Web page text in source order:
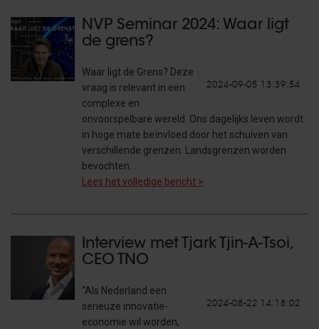
NVP Seminar 2024: Waar ligt
de grens?
2024-09-05 13:39:54
Waar ligt de Grens? Deze
vraag is relevant in een
complexe en
onvoorspelbare wereld. Ons dagelijks leven wordt
in hoge mate beïnvloed door het schuiven van
verschillende grenzen. Landsgrenzen worden
bevochten…
Lees het volledige bericht >
Interview met Tjark Tjin-A-Tsoi,
CEO TNO
2024-08-22 14:18:02
“Als Nederland een
serieuze innovatie-
economie wil worden,